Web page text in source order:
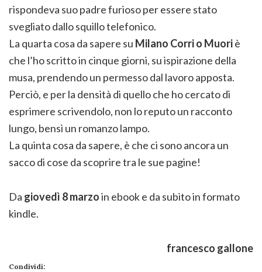
rispondeva suo padre furioso per essere stato
svegliato dallo squillo telefonico.
La quarta cosa da sapere su Milano Corri o Muoriè
che l’ho scritto in cinque giorni, su ispirazione della
musa, prendendo un permesso dal lavoro apposta.
Perciò, e per la densità di quello che ho cercato di
esprimere scrivendolo, non lo reputo un racconto
lungo, bensì un romanzo lampo.
La quinta cosa da sapere, è che ci sono ancora un
sacco di cose da scoprire tra le sue pagine!
Da giovedì 8 marzoin ebook e da subito in formato
kindle.
francesco gallone
Condividi: